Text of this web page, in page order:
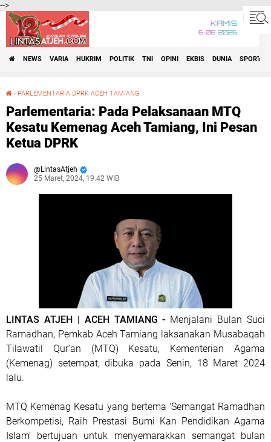
-->
KAMIS
6•08•2026
NEWS VARIA HUKRIM POLITIK TNI OPINI EKBIS DUNIA SPORT
› PARLEMENTARIA DPRK ACEH TAMIANG
Parlementaria: Pada Pelaksanaan MTQ
Kesatu Kemenag Aceh Tamiang, Ini Pesan
Ketua DPRK
LintasAtjeh
25 Maret, 2024, 19.42 WIB
LINTAS ATJEH | ACEH TAMIANG - Menjalani Bulan Suci
Ramadhan, Pemkab Aceh Tamiang laksanakan Musabaqah
Tilawatil Qur’an (MTQ) Kesatu, Kementerian Agama
(Kemenag) setempat, dibuka pada Senin, 18 Maret 2024
lalu.
MTQ Kemenag Kesatu yang bertema ‘Semangat Ramadhan
Berkompetisi, Raih Prestasi Bumi Kan Pendidikan Agama
Islam’ bertujuan untuk menyemarakkan semangat bulan